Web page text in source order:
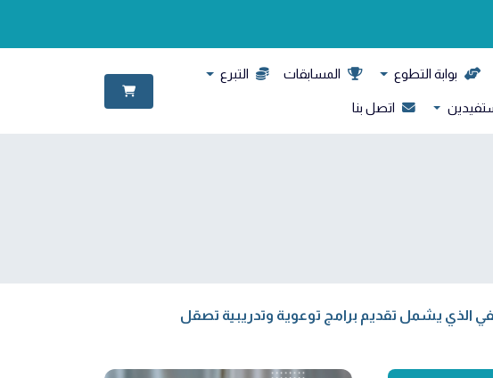
بوابة التطوع المسابقات التبرع
اتصل بنا
الذي يشمل تقديم برامج توعوية وتدريبية تصقل